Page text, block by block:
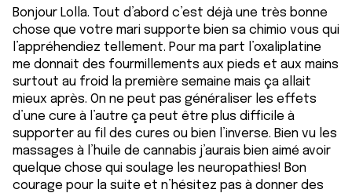
Bonjour Lolla. Tout d’abord c’est déjà une très bonne
chose que votre mari supporte bien sa chimio vous qui
l’appréhendiez tellement. Pour ma part l’oxaliplatine
me donnait des fourmillements aux pieds et aux mains
surtout au froid la première semaine mais ça allait
mieux après. On ne peut pas généraliser les effets
d’une cure à l’autre ça peut être plus difficile à
supporter au fil des cures ou bien l’inverse. Bien vu les
massages à l’huile de cannabis j’aurais bien aimé avoir
quelque chose qui soulage les neuropathies! Bon
courage pour la suite et n’hésitez pas à donner des